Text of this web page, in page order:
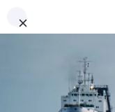
Nach oben